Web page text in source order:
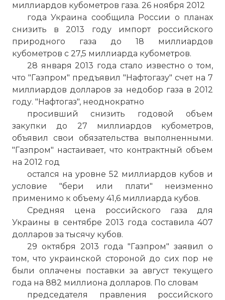
миллиардов кубометров газа. 26 ноября 2012
года Украина сообщила России о планах
снизить в 2013 году импорт российского
природного газа до 18 миллиардов
кубометров с 27,5 миллиарда кубометров.
28 января 2013 года стало известно о том,
что "Газпром" предъявил "Нафтогазу" счет на 7
миллиардов долларов за недобор газа в 2012
году. "Нафтогаз", неоднократно
просивший снизить годовой объем
закупки до 27 миллиардов кубометров,
объявил свои обязательства выполненными.
"Газпром" настаивает, что контрактный объем
на 2012 год
остался на уровне 52 миллиардов кубов и
условие "бери или плати" неизменно
применимо к объему 41,6 миллиарда кубов.
Средняя цена российского газа для
Украины в сентябре 2013 года составила 407
долларов за тысячу кубов.
29 октября 2013 года "Газпром" заявил о
том, что украинской стороной до сих пор не
были оплачены поставки за август текущего
года на 882 миллиона долларов. По словам
председателя правления российского